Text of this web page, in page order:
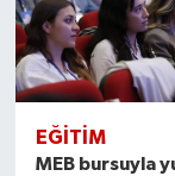
EĞITIM
MEB bursuyla